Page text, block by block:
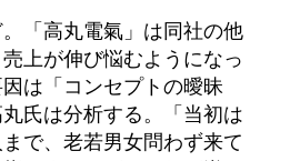
「高丸電氣」は同社の他
上が伸び悩むようになっ
は「コンセプトの曖昧
氏は分析する。「当初は
まで、老若男女問わず来て